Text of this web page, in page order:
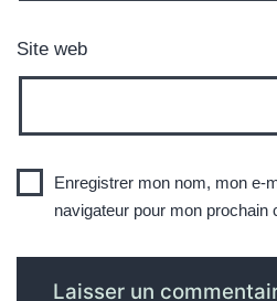
Site web
Enregistrer mon nom, mon e-
navigateur pour mon prochain